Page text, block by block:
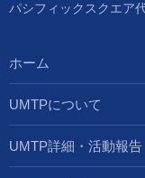
パシフィックスクエア
ホーム
UMTPについて
UMTP詳細・活動報告